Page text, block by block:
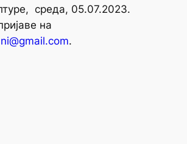
среда, 05.07.2023.
на
.